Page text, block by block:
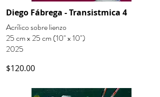
Diego Fábrega - Transistmica 4
Acrílico sobre lienzo
25 cm x 25 cm (10" x 10")
2025
$120.00